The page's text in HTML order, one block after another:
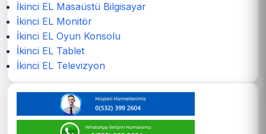
İkinci EL Masaüstü Bilgisayar
İkinci EL Monitör
İkinci EL Oyun Konsolu
İkinci EL Tablet
İkinci EL Televizyon